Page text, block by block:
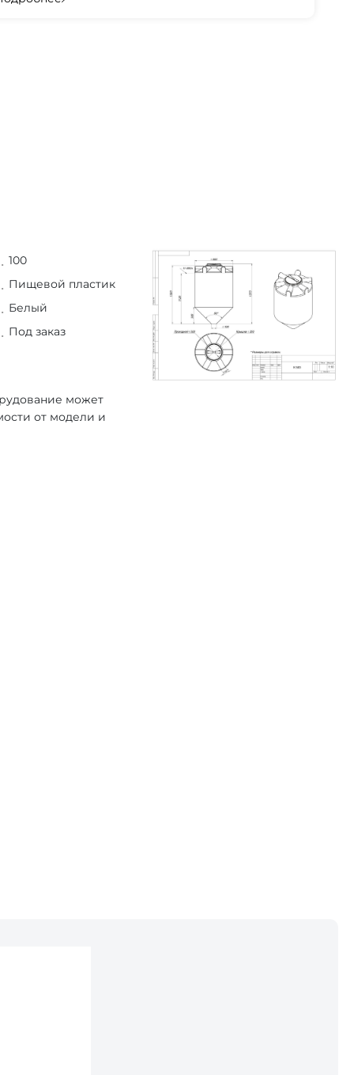
100
Пищевой пластик
Белый
Под заказ
может
от модели и